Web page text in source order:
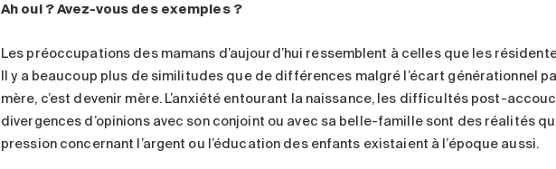
Ah oui ? Avez-vous des exemples ?
Les préoccupations des mamans d’aujourd’hui ressemblent à celles que les
Il y a beaucoup plus de similitudes que de différences malgré l’écart générationnel
mère, c’est devenir mère. L’anxiété entourant la naissance, les difficultés post-
divergences d’opinions avec son conjoint ou avec sa belle-famille sont des réalités
pression concernant l’argent ou l’éducation des enfants existaient à l’époque aussi.